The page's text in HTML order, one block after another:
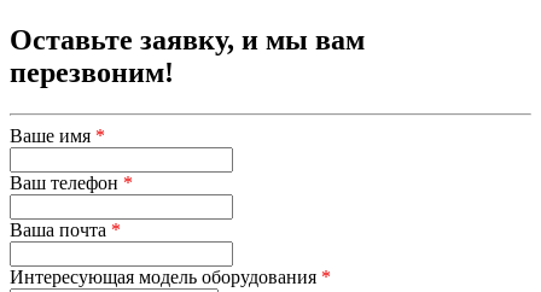
Оставьте заявку, и мы вам
перезвоним!
Ваше имя *
Ваш телефон *
Ваша почта *
Интересующая модель оборудования *